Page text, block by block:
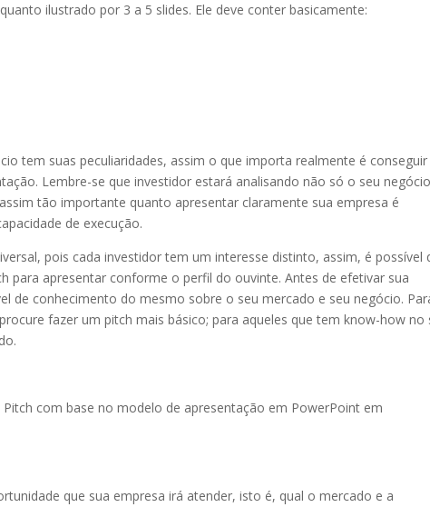
ilustrado por 3 a 5 slides. Ele deve conter basicamente:
tem suas peculiaridades, assim o que importa realmente é conseguir
Lembre-se que investidor estará analisando não só o seu
tão importante quanto apresentar claramente sua empresa é
de execução.
pois cada investidor tem um interesse distinto, assim, é possível
para apresentar conforme o perfil do ouvinte. Antes de efetivar sua
de conhecimento do mesmo sobre o seu mercado e seu negócio.
fazer um pitch mais básico; para aqueles que tem know-how no
com base no modelo de apresentação em PowerPoint em
que sua empresa irá atender, isto é, qual o mercado e a